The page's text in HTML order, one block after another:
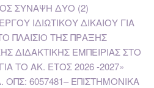
ΣΥΝΑΨΗ ΔΥΟ (2)
ΙΔΙΩΤΙΚΟΥ ΔΙΚΑΙΟΥ ΓΙΑ
ΠΛΑΙΣΙΟ ΤΗΣ ΠΡΑΞΗΣ
ΔΙΔΑΚΤΙΚΗΣ ΕΜΠΕΙΡΙΑΣ ΣΤΟ
ΤΟ ΑΚ. ΕΤΟΣ 2026 -2027»
6057481– ΕΠΙΣΤΗΜΟΝΙΚΑ